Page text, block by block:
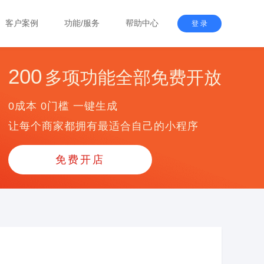
客户案例 功能/服务 帮助中心 登 录
200 多项功能全部免费开放
0成本 0门槛 一键生成
让每个商家都拥有最适合自己的小程序
免费开店